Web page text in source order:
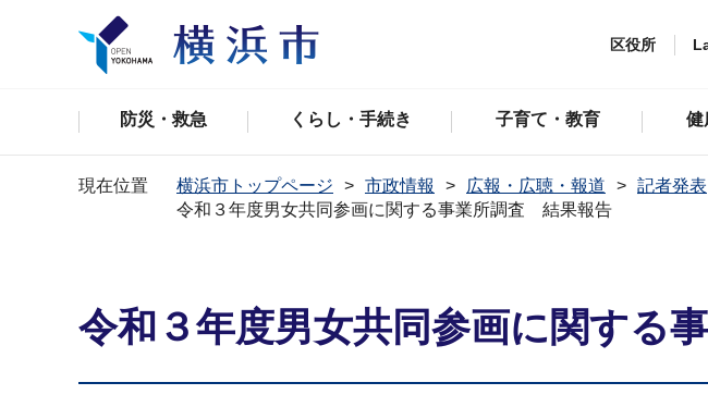
区役所
防災・救急 くらし・手続き 子育て・教育 健
現在位置 横浜市トップページ 市政情報 広報・広聴・報道 記者発表
令和３年度男女共同参画に関する事業所調査 結果報告
令和３年度男女共同参画に関する